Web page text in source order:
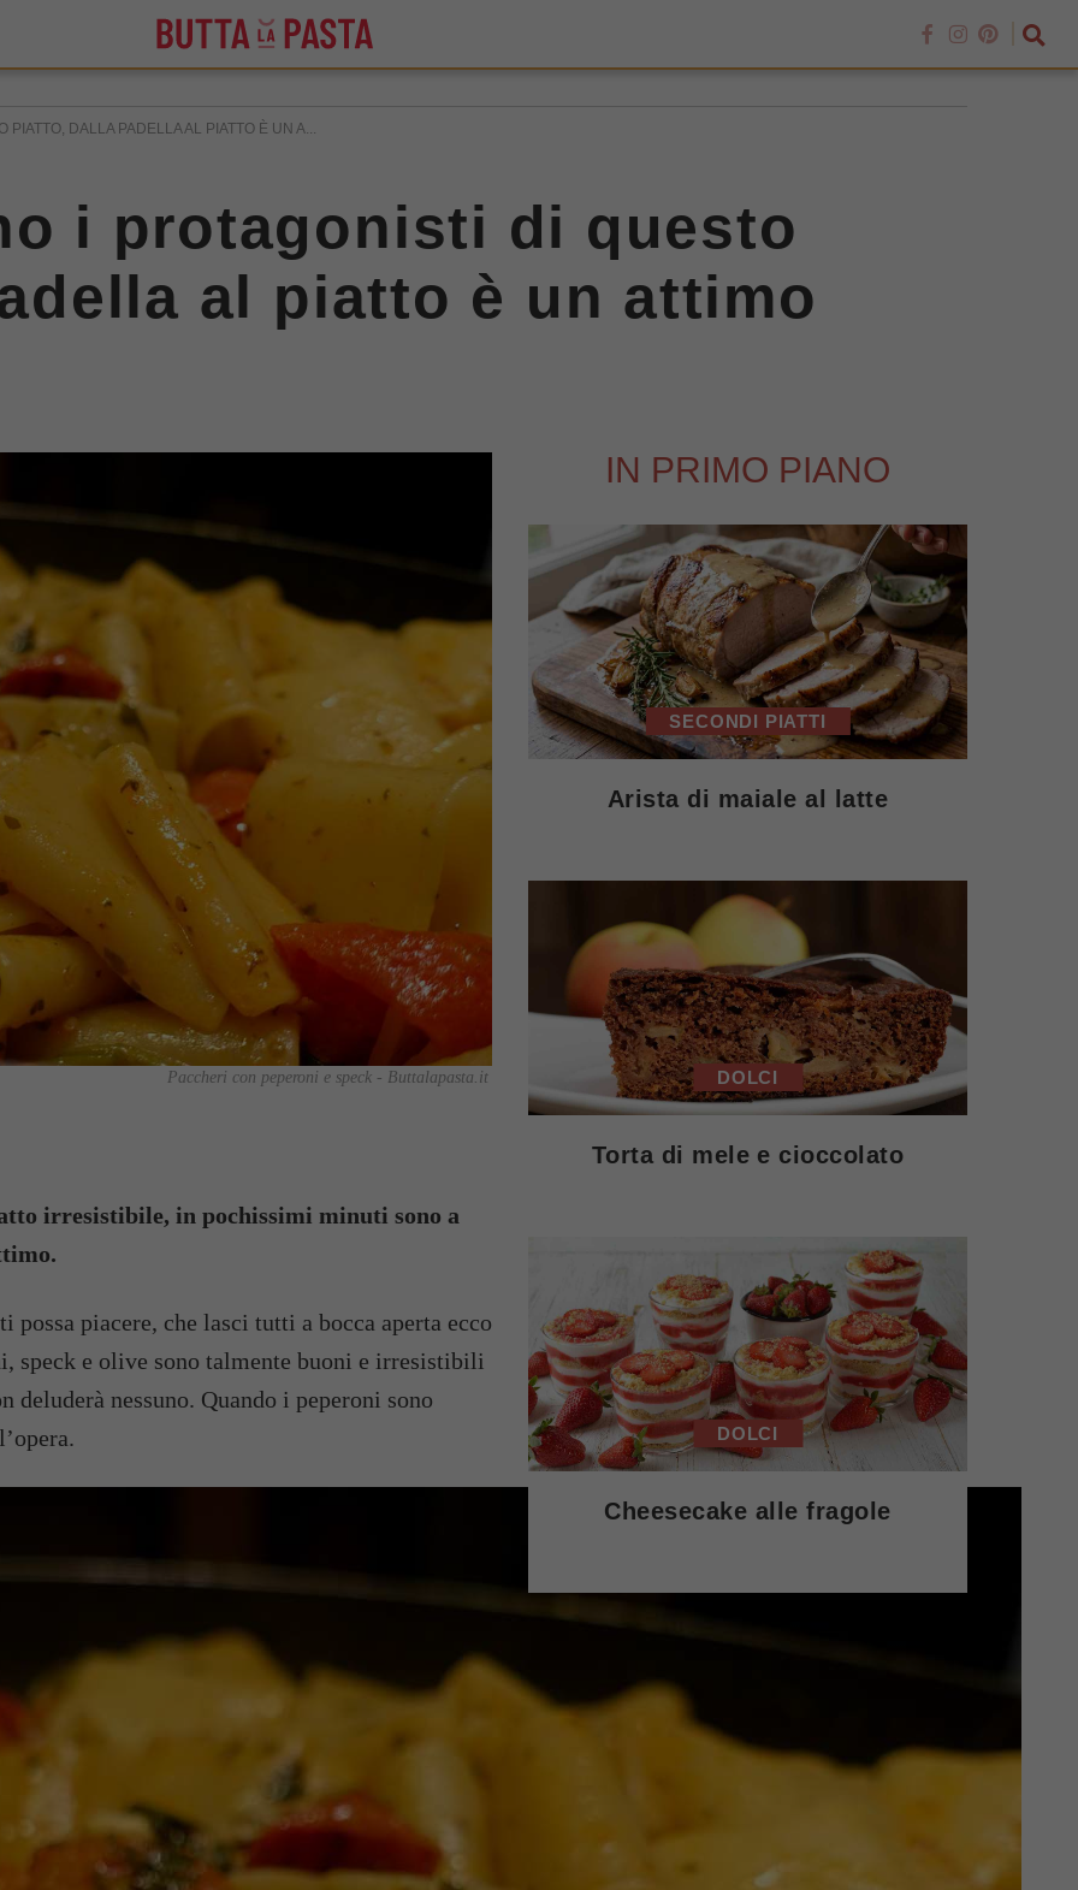
PIATTO, DALLA PADELLA AL PIATTO È UN A...
i protagonisti di questo
al piatto è un attimo
Paccheri con peperoni e speck - Buttalapasta.it
irresistibile, in pochissimi minuti sono a
piacere, che lasci tutti a bocca aperta ecco
speck e olive sono talmente buoni e irresistibili
nessuno. Quando i peperoni sono
IN PRIMO PIANO
SECONDI PIATTI
Arista di maiale al latte
DOLCI
Torta di mele e cioccolato
DOLCI
Cheesecake alle fragole